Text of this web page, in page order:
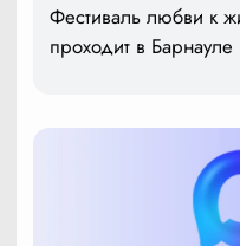
Фестиваль любви к
проходит в Барнауле